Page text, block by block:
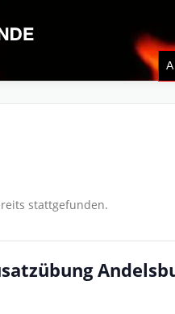
stattgefunden.